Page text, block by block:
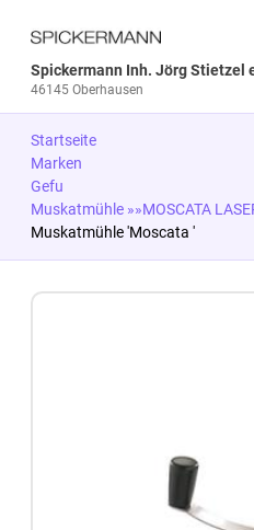
Spickermann Inh. Jörg Stietzel
46145 Oberhausen
Startseite
Marken
Gefu
Muskatmühle »»MOSCATA
Muskatmühle 'Moscata '